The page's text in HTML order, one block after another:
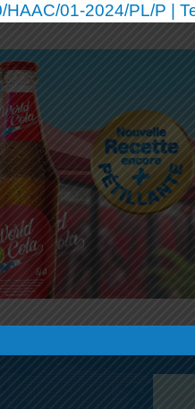
HAAC/01-2024/PL/P |